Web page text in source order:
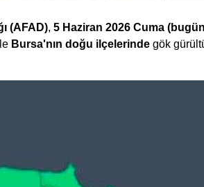
(AFAD), 5 Haziran 2026 Cuma
Bursa'nın doğu ilçelerinde gök